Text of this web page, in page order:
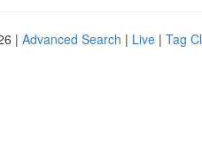
| Advanced Search | Live | Tag